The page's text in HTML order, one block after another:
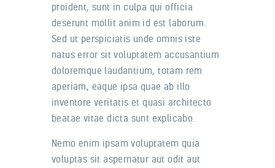
proident, sunt in culpa qui officia
deserunt mollit anim id est laborum.
Sed ut perspiciatis unde omnis iste
natus error sit voluptatem accusantium
doloremque laudantium, totam rem
aperiam, eaque ipsa quae ab illo
inventore veritatis et quasi architecto
beatae vitae dicta sunt explicabo.
Nemo enim ipsam voluptatem quia
voluptas sit aspernatur aut odit aut